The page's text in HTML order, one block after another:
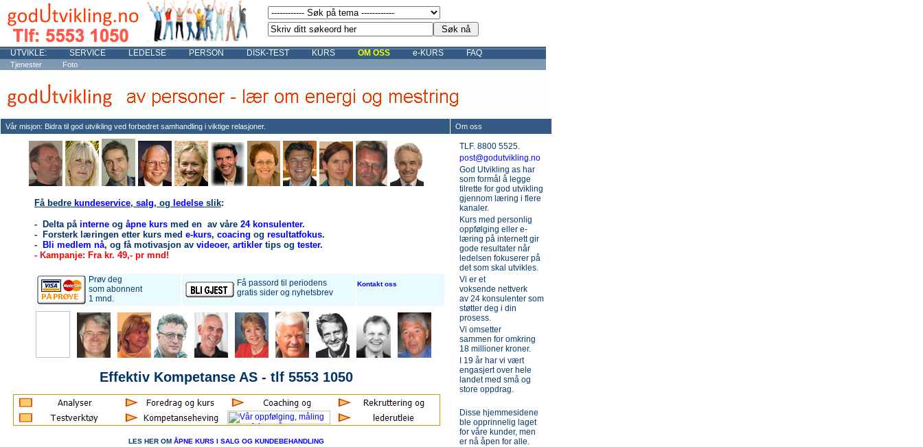
UTVIKLE: SERVICE LEDELSE PERSON DISK-TEST KURS OM OSS e-KURS FAQ
Tjenester Foto
Vår misjon: Bidra til god utvikling ved forbedret samhandling i viktige relasjoner.
Få bedre kundeservice, salg, og ledelse slik:
- Delta på interne og åpne kurs med en av våre 24 konsulenter.
- Forsterk læringen etter kurs med e-kurs, coacing og resultatfokus.
-
Bli medlem nå, og få motivasjon av videoer, artikler tips og tester.
- Kampanje: Fra kr. 49,- pr mnd!
Prøv deg
som abonnent
1 mnd.
Få passord til periodens
gratis sider og nyhetsbrev
Kontakt oss
Effektiv Kompetanse AS - tlf 5553 1050
LES HER OM ÅPNE KURS I SALG OG KUNDEBEHANDLING
Om oss
TLF. 8800 5525.
post@godutvikling.no
God Utvikling as har
som formål å legge
tilrette for god utvikling
gjennom læring i flere
kanaler.
Kurs med personlig
oppfølging eller e-
læring på internett gir
gode resultater når
ledelsen fokuserer på
det som skal utvikles.
Vi er et
voksende nettverk
av 24 konsulenter som
støtter deg i din
prosess.
Vi omsetter
sammen for omkring
18 millioner kroner.
I 19 år har vi vært
engasjert over hele
landet med små og
store oppdrag.
Disse hjemmesidene
ble opprinnelig laget
for våre kunder, men
er nå åpen for alle.